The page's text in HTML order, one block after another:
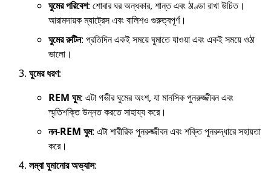
ঘুমের পরিবেশ: শোবার ঘর অন্ধকার, শান্ত এবং ঠাণ্ডা রাখা উচিত।
আরামদায়ক ম্যাট্রেস এবং বালিশও গুরুত্বপূর্ণ।
ঘুমের রুটিন: প্রতিদিন একই সময়ে ঘুমাতে যাওয়া এবং একই সময়ে ওঠা
ভালো।
ঘুমের ধরণ:
REM ঘুম: এটা গভীর ঘুমের অংশ, যা মানসিক পুনরুজ্জীবন এবং
স্মৃতিশক্তি উন্নত করতে সাহায্য করে।
নন-REM ঘুম: এটা শারীরিক পুনরুজ্জীবন এবং শক্তি পুনরুদ্ধারে সহায়তা
করে।
লম্বা ঘুমানোর অভ্যাস: